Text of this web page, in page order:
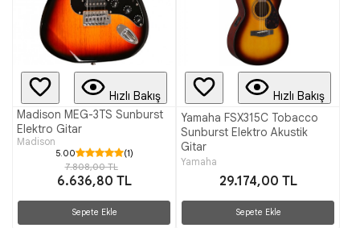
Hızlı Bakış
Madison MEG-3TS Sunburst
Elektro Gitar
Madison
5.00
(1)
7.808,00 TL
6.636,80 TL
Sepete Ekle
Hızlı Bakış
Yamaha FSX315C Tobacco
Sunburst Elektro Akustik
Gitar
Yamaha
29.174,00 TL
Sepete Ekle